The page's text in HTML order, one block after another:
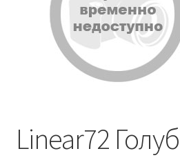
Мой аккаунт
Оформление заказа
Linear72